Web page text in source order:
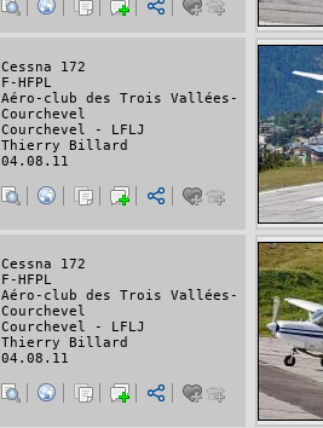
Cessna 172
F-HFPL
Aéro-club des Trois Vallées-
Courchevel
Courchevel - LFLJ
Thierry Billard
04.08.11
Cessna 172
F-HFPL
Aéro-club des Trois Vallées-
Courchevel
Courchevel - LFLJ
Thierry Billard
04.08.11